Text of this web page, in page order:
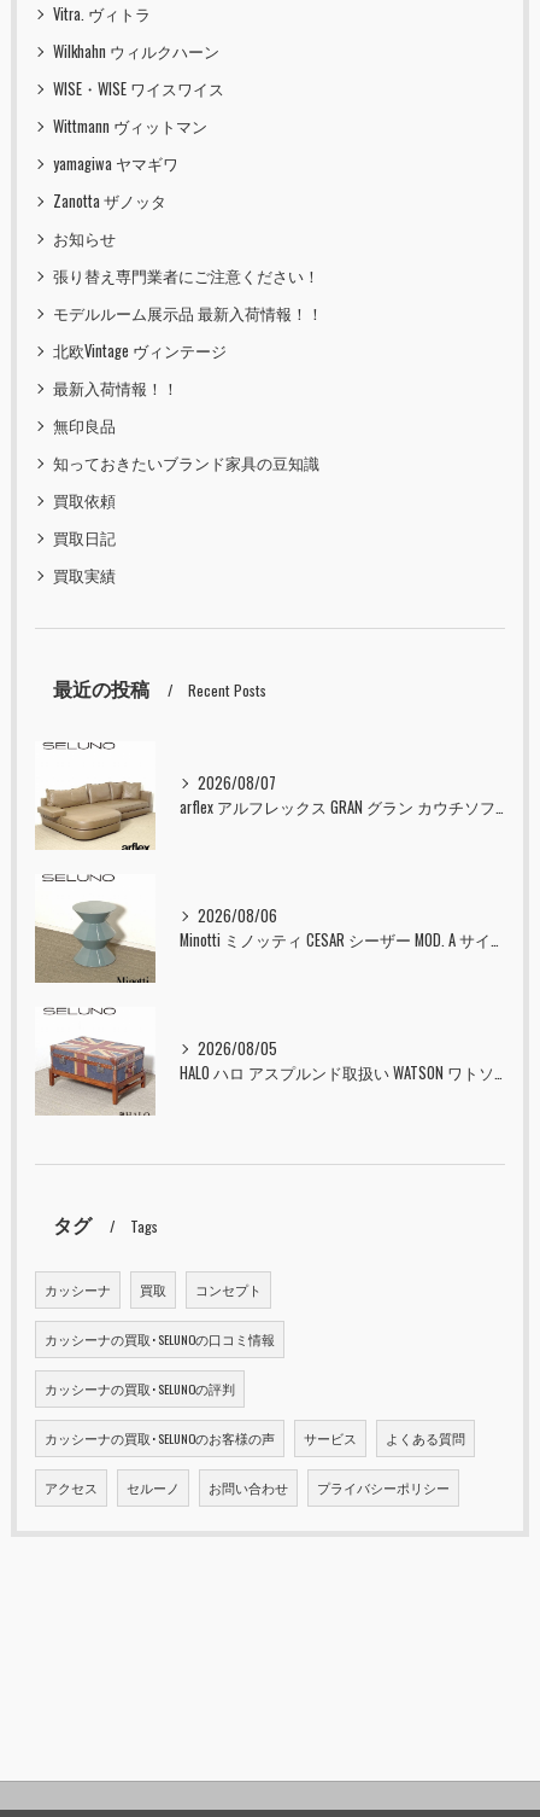
Vitra. ヴィトラ
Wilkhahn ウィルクハーン
WISE・WISE ワイスワイス
Wittmann ヴィットマン
yamagiwa ヤマギワ
Zanotta ザノッタ
お知らせ
張り替え専門業者にご注意ください！
モデルルーム展示品 最新入荷情報！！
北欧Vintage ヴィンテージ
最新入荷情報！！
無印良品
知っておきたいブランド家具の豆知識
買取依頼
買取日記
買取実績
最近の投稿 Recent Posts
2026/08/07
2026/08/06
2026/08/05
タグ Tags
カッシーナ 買取 コンセプト
カッシーナの買取･SELUNOの口コミ情報
カッシーナの買取･SELUNOの評判
カッシーナの買取･SELUNOのお客様の声 サービス よくある質問
アクセス セルーノ お問い合わせ プライバシーポリシー